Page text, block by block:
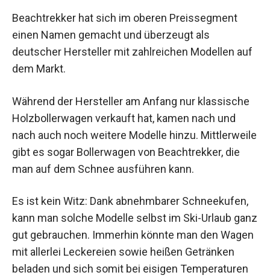
Beachtrekker hat sich im oberen Preissegment
einen Namen gemacht und überzeugt als
deutscher Hersteller mit zahlreichen Modellen auf
dem Markt.
Während der Hersteller am Anfang nur klassische
Holzbollerwagen verkauft hat, kamen nach und
nach auch noch weitere Modelle hinzu. Mittlerweile
gibt es sogar Bollerwagen von Beachtrekker, die
man auf dem Schnee ausführen kann.
Es ist kein Witz: Dank abnehmbarer Schneekufen,
kann man solche Modelle selbst im Ski-Urlaub ganz
gut gebrauchen. Immerhin könnte man den Wagen
mit allerlei Leckereien sowie heißen Getränken
beladen und sich somit bei eisigen Temperaturen